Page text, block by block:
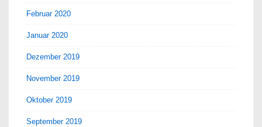
Februar 2020
Januar 2020
Dezember 2019
November 2019
Oktober 2019
September 2019